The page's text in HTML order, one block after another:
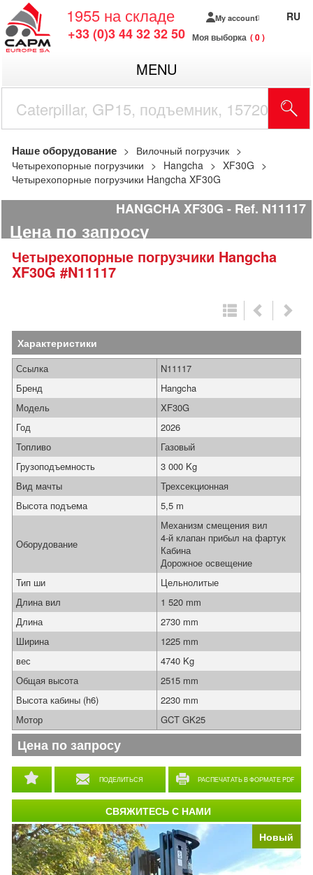
1955 на складе
+33 (0)3 44 32 32 50
My account
Моя выборка 0
RU
MENU
Наше оборудование
Вилочный погрузчик
Четырехопорные погрузчики
Hangcha
XF30G
Четырехопорные погрузчики Hangcha XF30G
HANGCHA XF30G Ref. N11117
Цена по запросу
Четырехопорные погрузчики Hangcha
XF30G #N11117
Новый
Характеристики
ПОДЕЛИТЬСЯ РАСПЕЧАТАТЬ В ФОРМАТЕ PDF
Ссылка
N11117
Бренд
Hangcha
Модель
XF30G
Год
2026
Топливо
Газовый
Грузоподъемность
3 000 Kg
Вид мачты
Трехсекционная
Высота подъема
5,5 m
Оборудование
Механизм смещения вил
4-й клапан прибыл на фартук
Кабина
Дорожное освещение
Тип ши
Цельнолитые
Длина вил
1 520 mm
Длина
2730 mm
Ширина
1225 mm
вес
4740 Kg
Общая высота
2515 mm
Высота кабины (h6)
2230 mm
Мотор
GCT GK25
Цена по запросу
СВЯЖИТЕСЬ С НАМИ